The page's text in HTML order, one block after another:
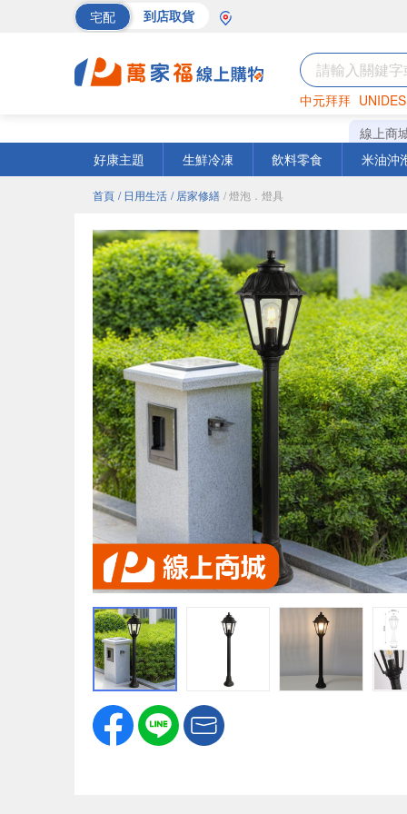
宅配 到店取貨
中元拜拜
巧克力 罐頭
線上商
好康主題
生鮮冷凍 飲料零食 米油沖
首頁 / 日用生活 / 居家修繕 / 燈泡．燈具